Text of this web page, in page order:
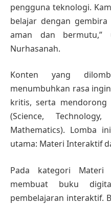
pengguna teknologi.
belajar dengan
aman dan bermutu,”
Nurhasanah.
Konten yang
menumbuhkan rasa
kritis, serta mendorong
(Science,
Mathematics). Lomba
utama: Materi Interaktif
Pada kategori Materi
membuat buku
pembelajaran interaktif.